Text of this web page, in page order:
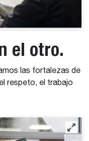
el otro.
las fortalezas de
respeto, el trabajo